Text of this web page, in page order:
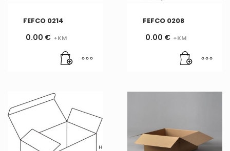
FEFCO 0214
0.00 €
FEFCO 0208
0.00 €